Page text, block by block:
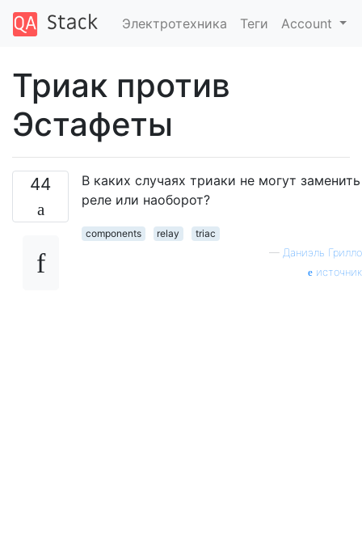
Электротехника Теги Account
Триак против
Эстафеты
44
В каких случаях триаки не могут заменить
реле или наоборот?
components relay
triac
— Даниэль Грилло
источник